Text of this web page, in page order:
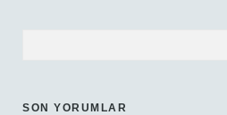
SON YORUMLAR